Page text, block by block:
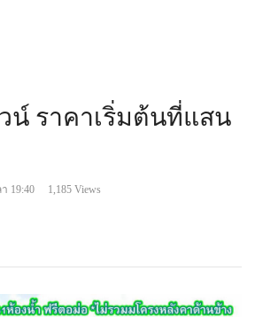
น์ ราคาเริ่มต้นที่แสน
19:40 1,185 Views